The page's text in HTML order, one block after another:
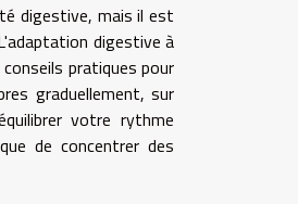
digestive, mais il est
digestive à
pratiques pour
graduellement, sur
votre rythme
de concentrer des